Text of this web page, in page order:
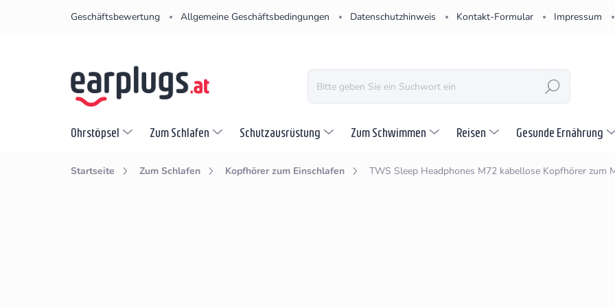
Geschäftsbewertung Allgemeine Geschäftsbedingungen Datenschutzhinweis Kontakt-Formular Impressum
SUCHEN
Ohrstöpsel Zum Schlafen Schutzausrüstung Zum Schwimmen Reisen Gesunde Ernährung
Startseite Zum Schlafen Kopfhörer zum Einschlafen TWS Sleep Headphones M72 kabellose Kopfhörer zum